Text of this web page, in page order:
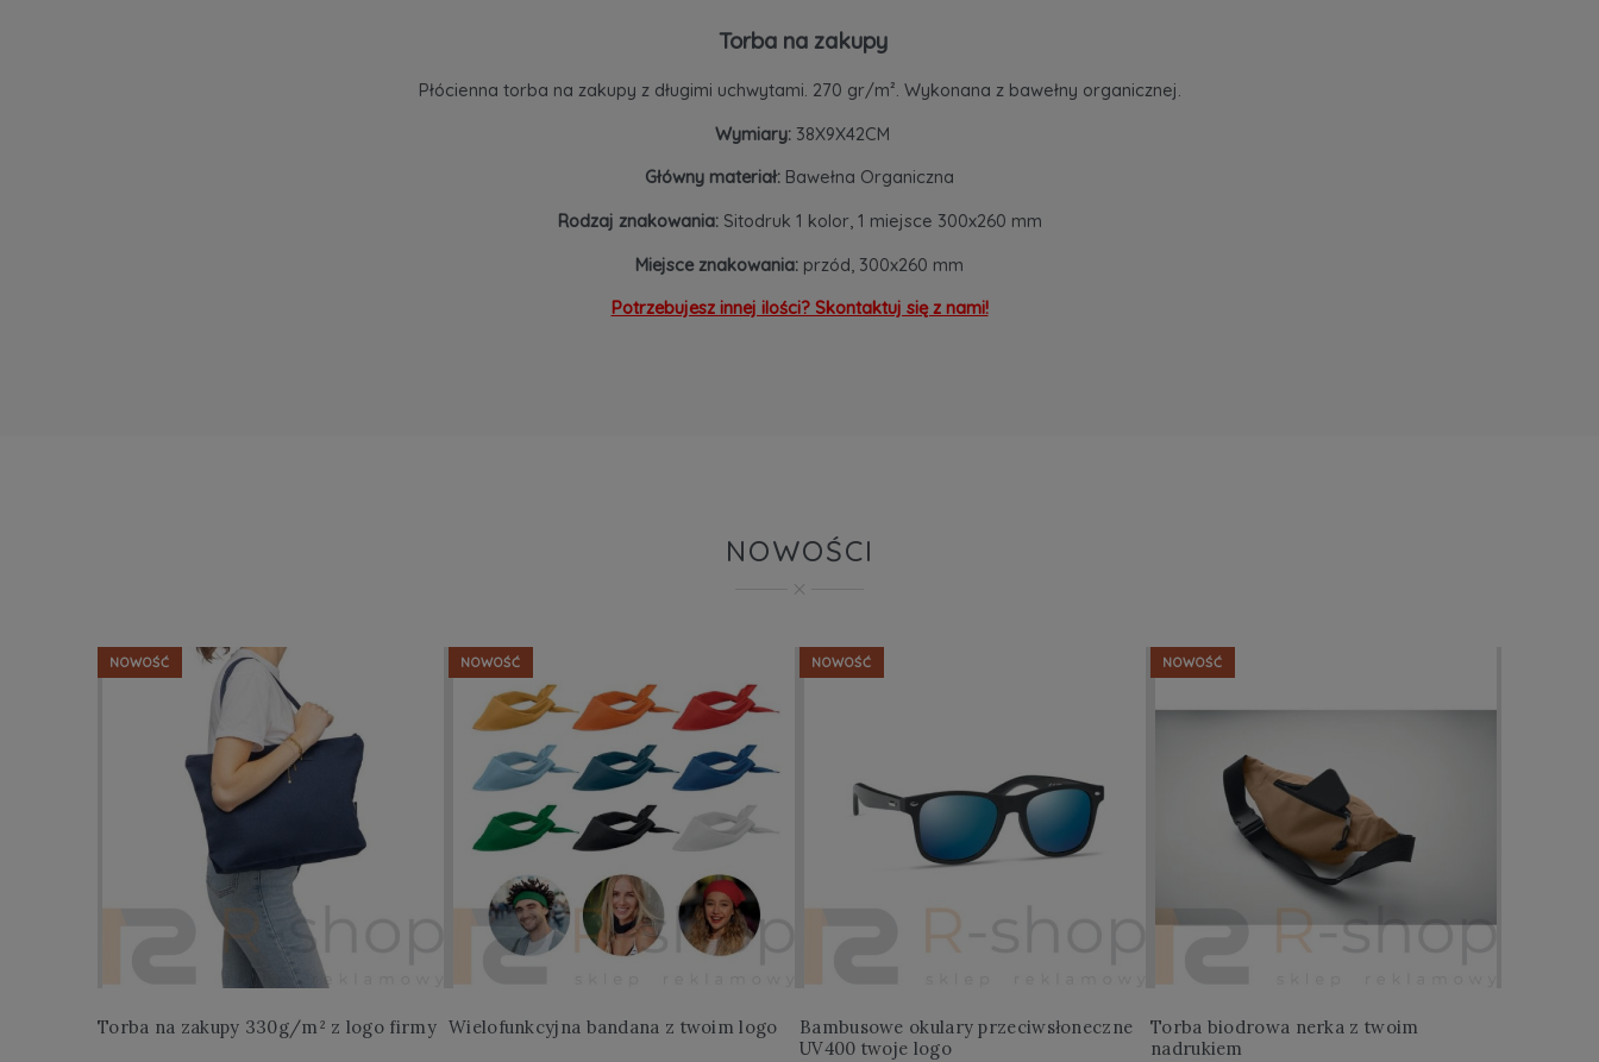
Torba na zakupy
Płócienna torba na zakupy z długimi uchwytami. 270 gr/m². Wykonana z bawełny organicznej.
Wymiary:38X9X42CM
Główny materiał: Bawełna Organiczna
Rodzaj znakowania:Sitodruk 1 kolor, 1 miejsce 300x260 mm
Miejsce znakowania: przód, 300x260 mm
Potrzebujesz innej ilości? Skontaktuj się z nami!
NOWOŚCI
Torba na zakupy 330g/m² z logo firmy
NOWOŚĆ
Wielofunkcyjna bandana z twoim logo
NOWOŚĆ
Bambusowe okulary przeciwsłoneczne
UV400 twoje logo
NOWOŚĆ
Torba biodrowa nerka z twoim
nadrukiem
NOWOŚĆ